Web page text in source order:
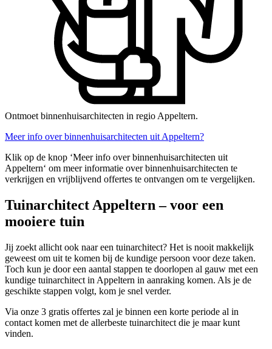
Ontmoet binnenhuisarchitecten in regio Appeltern.
Meer info over binnenhuisarchitecten uit Appeltern?
Klik op de knop ‘Meer info over binnenhuisarchitecten uit
Appeltern‘ om meer informatie over binnenhuisarchitecten te
verkrijgen en vrijblijvend offertes te ontvangen om te vergelijken.
Tuinarchitect Appeltern – voor een
mooiere tuin
Jij zoekt allicht ook naar een tuinarchitect? Het is nooit makkelijk
geweest om uit te komen bij de kundige persoon voor deze taken.
Toch kun je door een aantal stappen te doorlopen al gauw met een
kundige tuinarchitect in Appeltern in aanraking komen. Als je de
geschikte stappen volgt, kom je snel verder.
Via onze 3 gratis offertes zal je binnen een korte periode al in
contact komen met de allerbeste tuinarchitect die je maar kunt
vinden.